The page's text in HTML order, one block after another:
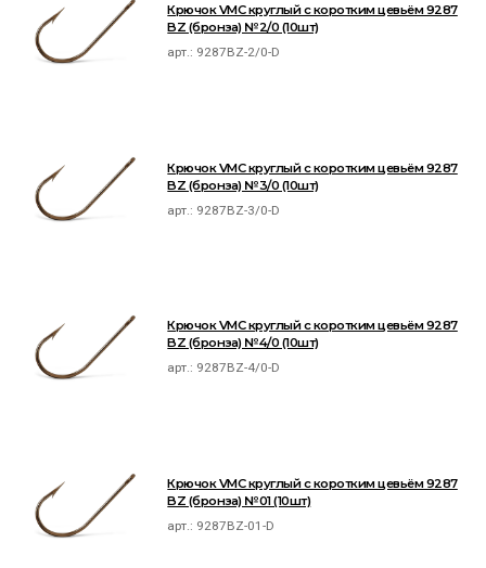
Крючок VMC круглый с коротким цевьём 9287
BZ (бронза) №2/0 (10шт)
арт.: 9287BZ-2/0-D
Крючок VMC круглый с коротким цевьём 9287
BZ (бронза) №3/0 (10шт)
арт.: 9287BZ-3/0-D
Крючок VMC круглый с коротким цевьём 9287
BZ (бронза) №4/0 (10шт)
арт.: 9287BZ-4/0-D
Крючок VMC круглый с коротким цевьём 9287
BZ (бронза) №01 (10шт)
арт.: 9287BZ-01-D